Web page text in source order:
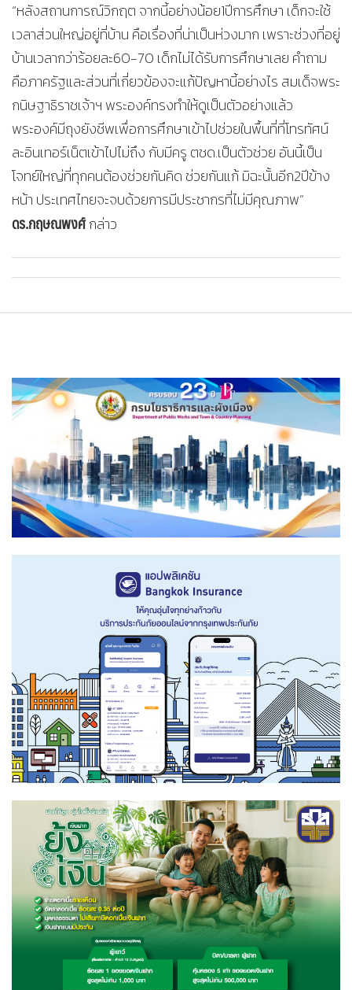
“หลังสถานการณ์วิกฤต จากนี้อย่างน้อย1ปีการศึกษา เด็กจะใช้
เวลาส่วนใหญ่อยู่ที่บ้าน คือเรื่องที่น่าเป็นห่วงมาก เพราะช่วงที่อยู่
บ้านเวลากว่าร้อยละ60-70 เด็กไม่ได้รับการศึกษาเลย คำถาม
คือภาครัฐและส่วนที่เกี่ยวข้องจะแก้ปัญหานี้อย่างไร สมเด็จพระ
กนิษฐาธิราชเจ้าฯ พระองค์ทรงทำให้ดูเป็นตัวอย่างแล้ว
พระองค์มีถุงยังชีพเพื่อการศึกษาเข้าไปช่วยในพื้นที่ที่โทรทัศน์
ละอินเทอร์เน็ตเข้าไปไม่ถึง กับมีครู ตชด.เป็นตัวช่วย อันนี้เป็น
โจทย์ใหญ่ที่ทุกคนต้องช่วยกันคิด ช่วยกันแก้ มิฉะนั้นอีก2ปีข้าง
หน้า ประเทศไทยจะจบด้วยการมีประชากรที่ไม่มีคุณภาพ”
ดร.กฤษณพงศ์กล่าว